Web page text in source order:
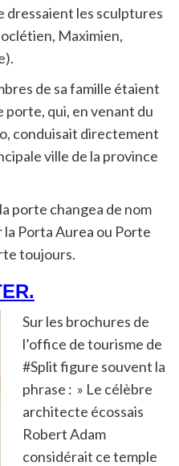
dressaient les sculptures
Maximien,
de sa famille étaient
porte, qui, en venant du
conduisait directement
ville de la province
porte changea de nom
Porta Aurea ou Porte
toujours.
Sur les brochures de
l’office de tourisme de
#Split figure souvent la
phrase : » Le célèbre
architecte écossais
Robert Adam
considérait ce temple